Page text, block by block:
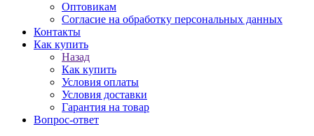
Оптовикам
Cогласие на обработку персональных данных
Контакты
Как купить
Назад
Как купить
Условия оплаты
Условия доставки
Гарантия на товар
Вопрос-ответ